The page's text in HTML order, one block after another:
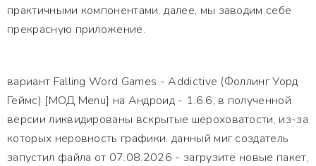
практичными компонентами. далее, мы заводим себе
прекрасную приложение.
вариант Falling Word Games - Addictive (Фоллинг Уорд
Геймс) [МОД Menu] на Андроид - 1.6.6, в полученной
версии ликвидированы вскрытые шероховатости, из-за
которых неровность графики. данный миг создатель
запустил файла от 07.08.2026 - загрузите новые пакет,